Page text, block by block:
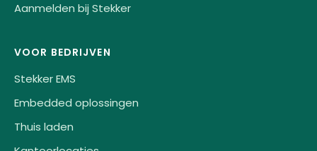
Aanmelden bij Stekker
VOOR BEDRIJVEN
Stekker EMS
Embedded oplossingen
Thuis laden